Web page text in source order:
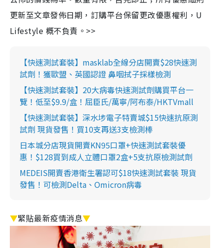
更新至文章發佈日期，訂購平台保留更改優惠權利，U
Lifestyle 概不負責。>>
【快速測試套裝】masklab全線分店開賣$28快速測
試劑！獲歐盟、英國認證 鼻咽拭子採樣檢測
【快速測試套裝】20大病毒快速測試劑購買平台一
覽！低至$9.9/盒！屈臣氏/萬寧/阿布泰/HKTVmall
【快速測試套裝】深水埗電子特賣城$15快速抗原測
試劑 現貨發售！買10支再送3支檢測棒
日本城分店現貨開賣KN95口罩+快速測試套裝優
惠！$128買到成人立體口罩2盒+5支抗原檢測試劑
MEDEIS開賣香港衛生署認可$18快速測試套裝 現貨
發售！可檢測Delta、Omicron病毒
▼緊貼最新疫情消息▼